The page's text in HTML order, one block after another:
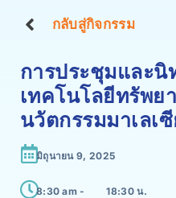
กลับสู่กิจกรรม
การประชุมและนิ
เทคโนโลยีทรัพย
นวัตกรรมมาเลเ
มิถุนายน 9, 2025
8:30 am - 18:30 น.